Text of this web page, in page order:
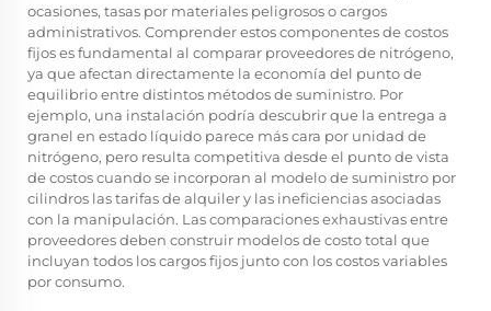
ocasiones, tasas por materiales peligrosos o cargos
administrativos. Comprender estos componentes de costos
fijos es fundamental al comparar proveedores de nitrógeno,
ya que afectan directamente la economía del punto de
equilibrio entre distintos métodos de suministro. Por
ejemplo, una instalación podría descubrir que la entrega a
granel en estado líquido parece más cara por unidad de
nitrógeno, pero resulta competitiva desde el punto de vista
de costos cuando se incorporan al modelo de suministro por
cilindros las tarifas de alquiler y las ineficiencias asociadas
con la manipulación. Las comparaciones exhaustivas entre
proveedores deben construir modelos de costo total que
incluyan todos los cargos fijos junto con los costos variables
por consumo.